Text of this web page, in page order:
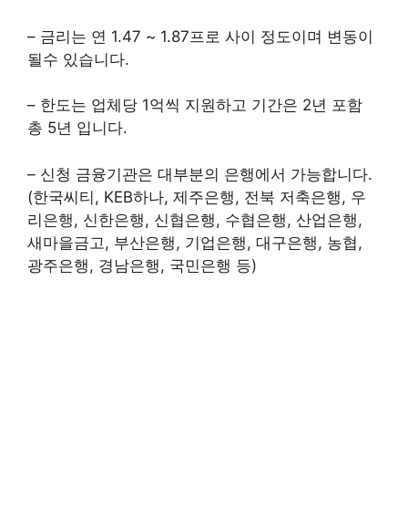
– 금리는 연 1.47 ~ 1.87프로 사이 정도이며 변동이
될수 있습니다.
– 한도는 업체당 1억씩 지원하고 기간은 2년 포함
총 5년 입니다.
– 신청 금융기관은 대부분의 은행에서 가능합니다.
(한국씨티, KEB하나, 제주은행, 전북 저축은행, 우
리은행, 신한은행, 신협은행, 수협은행, 산업은행,
새마을금고, 부산은행, 기업은행, 대구은행, 농협,
광주은행, 경남은행, 국민은행 등)